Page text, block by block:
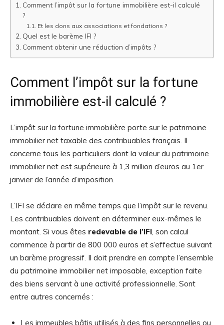
Comment l’impôt sur la fortune immobilière est-il calculé
?
Et les dons aux associations et fondations ?
Quel est le barème IFI ?
Comment obtenir une réduction d’impôts ?
Comment l’impôt sur la fortune
immobilière est-il calculé ?
L’impôt sur la fortune immobilière porte sur le patrimoine
immobilier net taxable des contribuables français. Il
concerne tous les particuliers dont la valeur du patrimoine
immobilier net est supérieure à 1,3 million d’euros au 1er
janvier de l’année d’imposition.
L’IFI se déclare en même temps que l’impôt sur le revenu.
Les contribuables doivent en déterminer eux-mêmes le
montant. Si vous êtes redevable de l’IFI, son calcul
commence à partir de 800 000 euros et s’effectue suivant
un barème progressif. Il doit prendre en compte l’ensemble
du patrimoine immobilier net imposable, exception faite
des biens servant à une activité professionnelle. Sont
entre autres concernés :
Les immeubles bâtis utilisés à des fins personnelles ou